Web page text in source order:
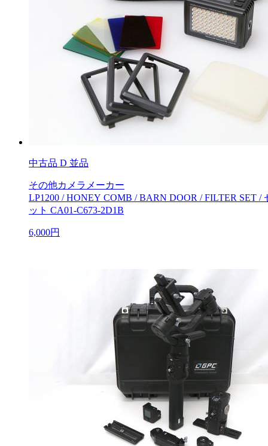
中古品 D 並品
その他カメラメーカー
LP1200 / HONEY COMB / BARN DOOR / FILTER SET /
ット CA01-C673-2D1B
6,000円